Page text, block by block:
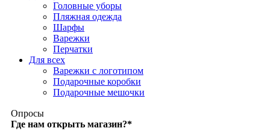
Головные уборы
Пляжная одежда
Шарфы
Варежки
Перчатки
Для всех
Варежки с логотипом
Подарочные коробки
Подарочные мешочки
Опросы
Где нам открыть магазин?*